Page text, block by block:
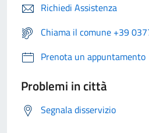
Richiedi Assistenza
Chiama il comune +39
Prenota un appuntamento
Problemi in città
Segnala disservizio